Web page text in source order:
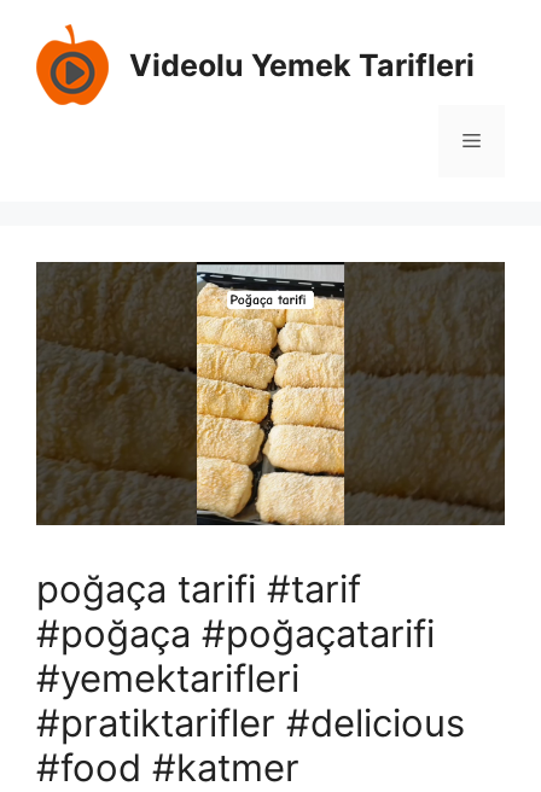
Videolu Yemek Tarifleri
Menü
poğaça tarifi #tarif
#poğaça #poğaçatarifi
#yemektarifleri
#pratiktarifler #delicious
#food #katmer